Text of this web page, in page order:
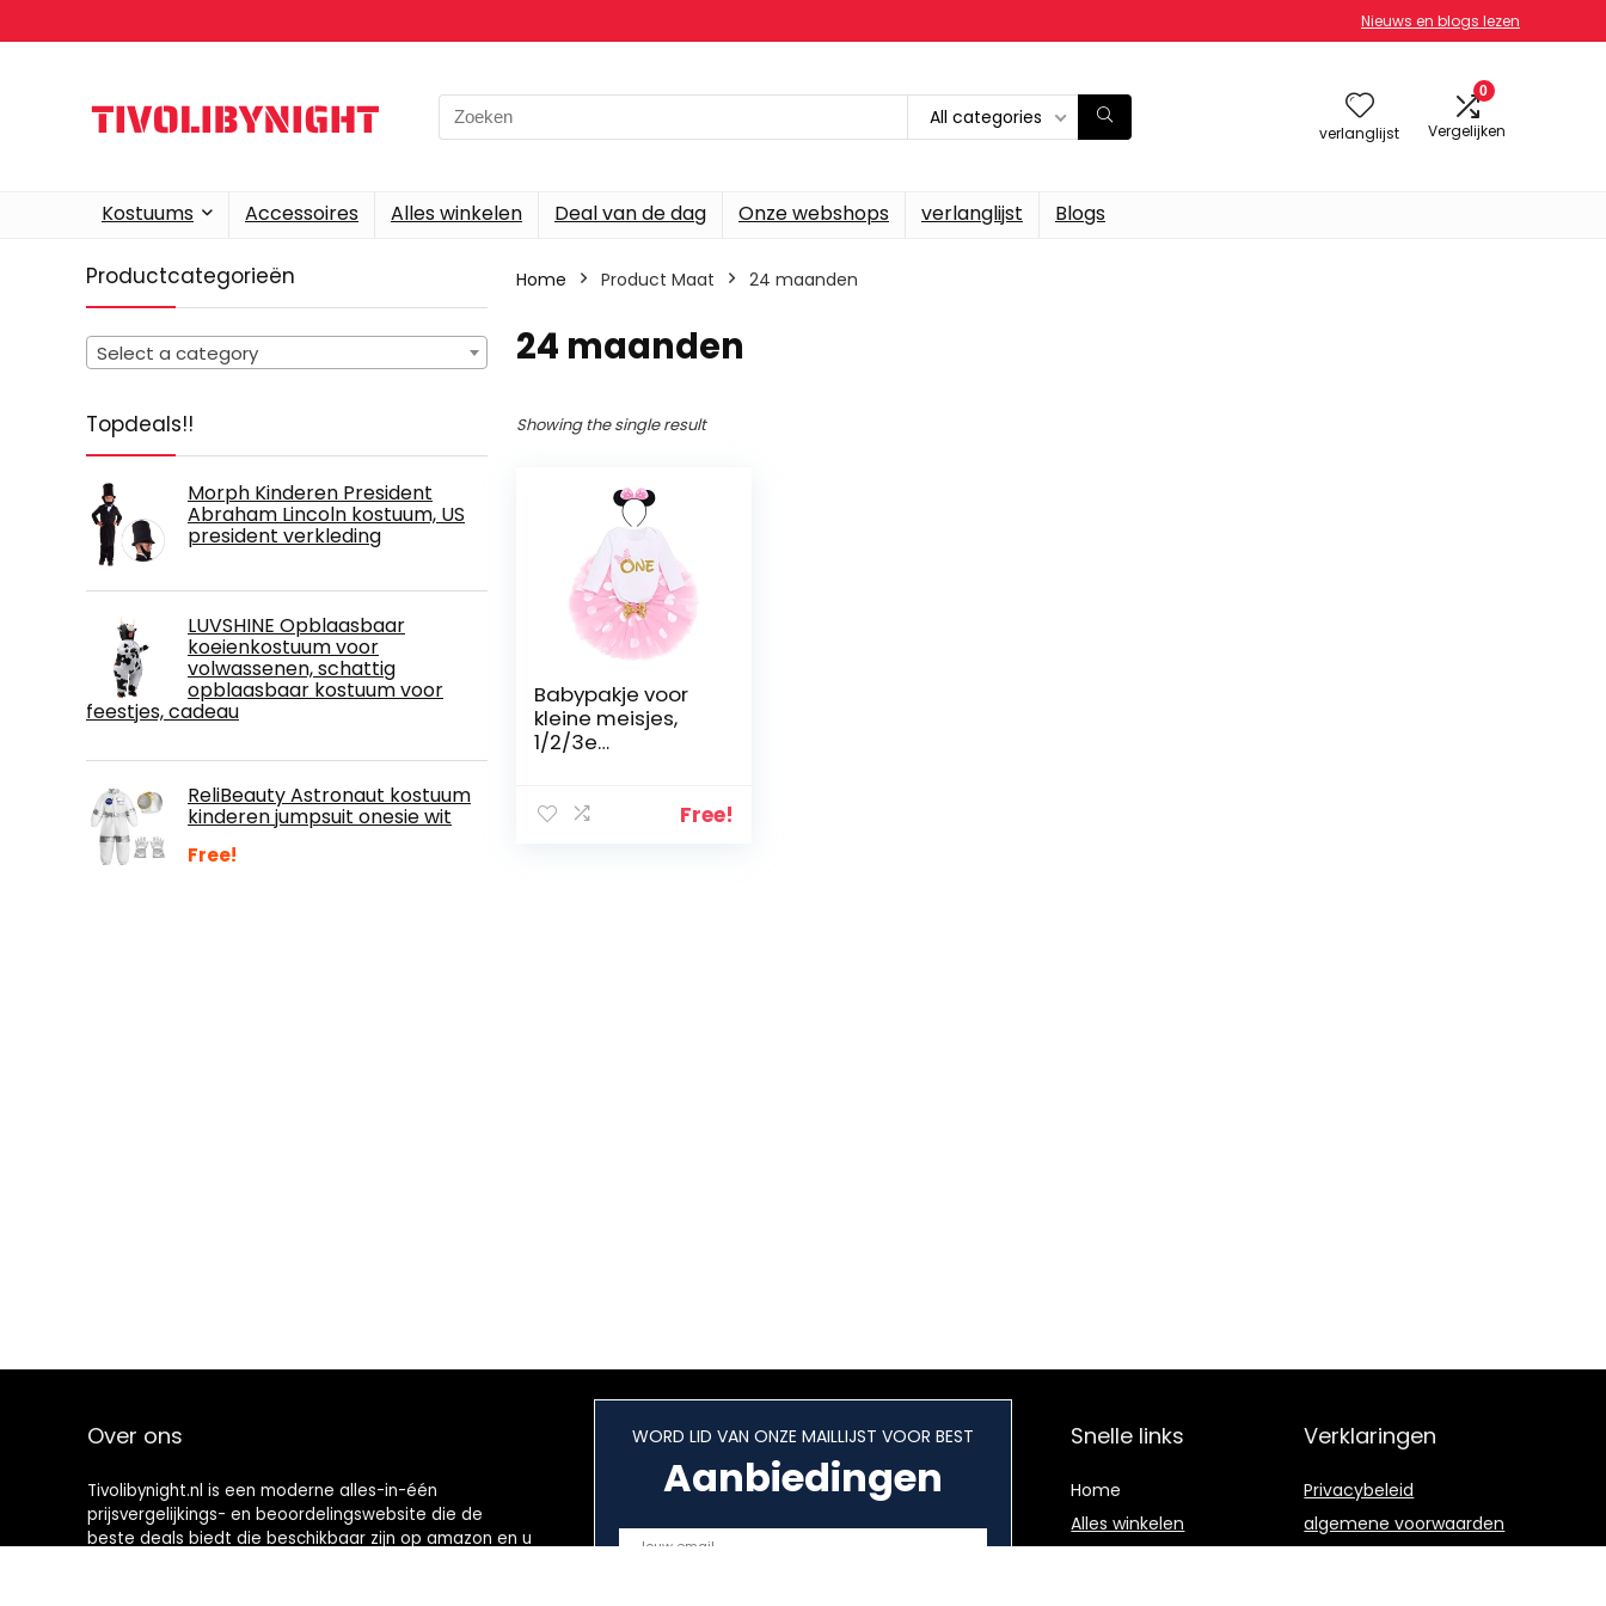
Nieuws en blogs lezen
Search
for:
All categories
verlanglijst
0
Vergelijken
Kostuums Accessoires Alles winkelen Deal van de dag Onze webshops verlanglijst Blogs
Productcategorieën
Select a category
Topdeals!!
Morph Kinderen President
Abraham Lincoln kostuum, US
president verkleding
LUVSHINE Opblaasbaar
koeienkostuum voor
volwassenen, schattig
opblaasbaar kostuum voor
feestjes, cadeau
ReliBeauty Astronaut kostuum
kinderen jumpsuit onesie wit
Free!
Home Product Maat 24 maanden
24 maanden
Showing the single result
Babypakje voor
kleine meisjes,
1/2/3e
katoen, lange
Free!
Over ons
Tivolibynight.nl is een moderne alles-in-één
prijsvergelijkings- en beoordelingswebsite die de
beste deals biedt die beschikbaar zijn op amazon en u
WORD LID VAN ONZE MAILLIJST VOOR BEST
Aanbiedingen
Snelle links
Home
Alles winkelen
Verklaringen
Privacybeleid
algemene voorwaarden